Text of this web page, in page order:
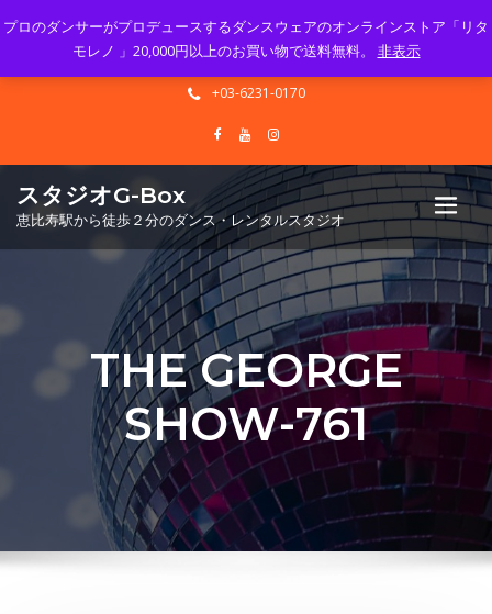
Mon - Sun 10.00 - 23.00
info@gbox-tango.com
+03-6231-0170
スタジオG-Box
恵比寿駅から徒歩２分のダンス・レンタルスタジオ
THE GEORGE
SHOW-761
プロのダンサーがプロデュースするダンスウェアのオンラインストア「リタ
モレノ 」20,000円以上のお買い物で送料無料。 非表示